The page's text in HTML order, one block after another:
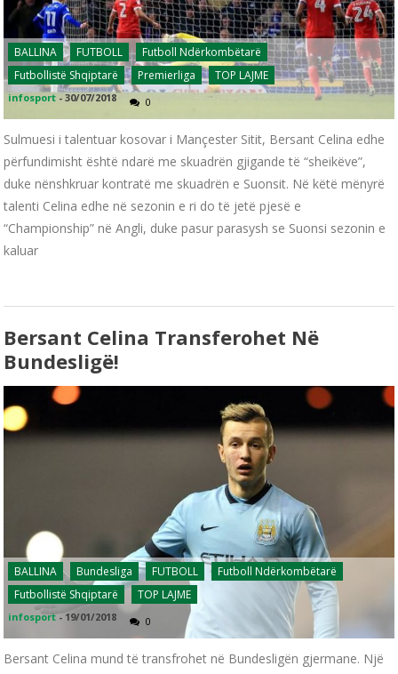
BALLINA FUTBOLL
Futboll Ndërkombëtarë
Futbollistë Shqiptarë
Premierliga TOP LAJME
infosport -30/07/2018 0
Sulmuesi i talentuar kosovar i Mançester Sitit, Bersant Celina edhe
përfundimisht është ndarë me skuadrën gjigande të “sheikëve”,
duke nënshkruar kontratë me skuadrën e Suonsit. Në këtë mënyrë
talenti Celina edhe në sezonin e ri do të jetë pjesë e
“Championship” në Angli, duke pasur parasysh se Suonsi sezonin e
kaluar
Bersant Celina Transferohet Në
Bundesligë!
BALLINA Bundesliga FUTBOLL
Futboll Ndërkombëtarë
Futbollistë Shqiptarë
TOP LAJME
infosport - 19/01/2018 0
Bersant Celina mund të transfrohet në Bundesligën gjermane. Një